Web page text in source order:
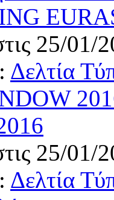
25/01/
Δελτία
25/01/
Δελτία